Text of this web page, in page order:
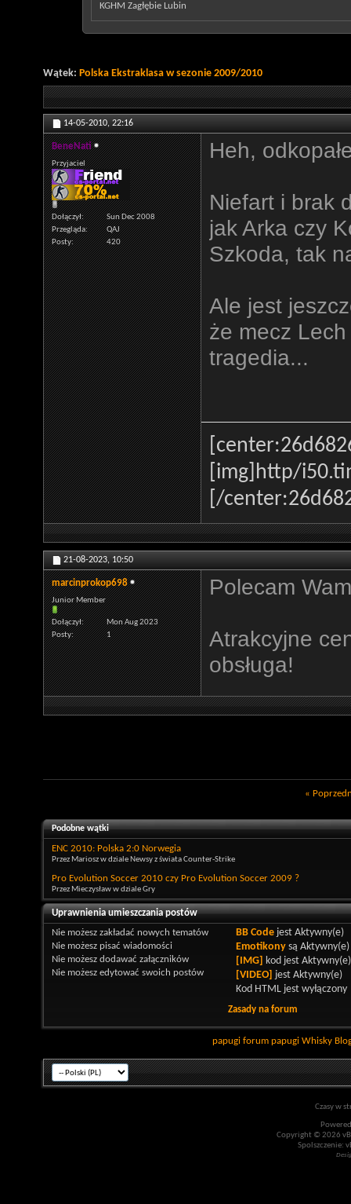
KGHM Zagłębie Lubin
Wątek: Polska Ekstraklasa w sezonie 2009/2010
14-05-2010, 22:16
BeneNati
Przyjaciel
Dołączył
Sun Dec 2008
Przegląda
QAJ
Posty
420
Heh,
Niefart i brak
jak Arka czy
Szkoda, tak
Ale jest
że mecz Lech
tragedia...
[img]http/
[/
21-08-2023, 10:50
marcinprokop698
Junior Member
Dołączył
Mon Aug 2023
Posty
1
Polecam
Atrakcyjne
obsługa!
«
Podobne wątki
ENC 2010: Polska 2:0 Norwegia
Przez Mariosz w dziale Newsy z świata Counter-Strike
Pro Evolution Soccer 2010 czy Pro Evolution Soccer 2009 ?
Przez Mieczysław w dziale Gry
Uprawnienia umieszczania postów
Nie możesz zakładać nowych tematów
Nie możesz pisać wiadomości
Nie możesz dodawać załączników
Nie możesz edytować swoich postów
BB Codejest Aktywny(e)
Emotikonysą Aktywny(e)
[IMG]
kod jest Aktywny(e)
[VIDEO]
jest Aktywny(e)
Kod HTML jest wyłączony
Zasady na forum
papugi forum papugi Whisky
Czasy w
Copyright © 2026
Spolszczenie: